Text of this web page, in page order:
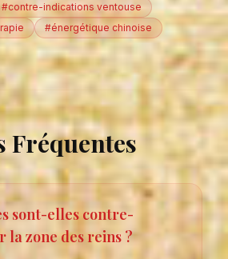
#contre-indications ventouse
#énergétique chinoise
Fréquentes
sont-elles contre-
la zone des reins ?